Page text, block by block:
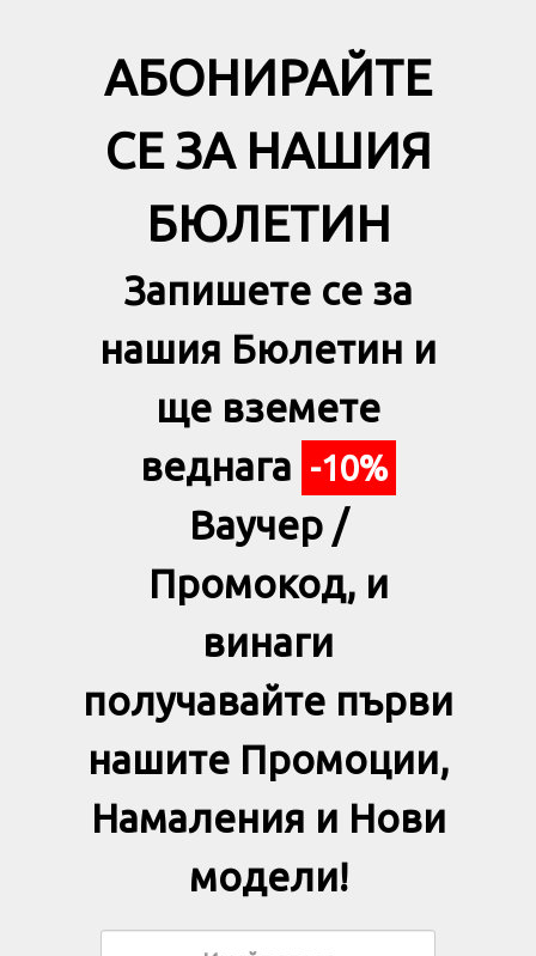
АБОНИРАЙТЕ
СЕ ЗА НАШИЯ
БЮЛЕТИН
Запишете се за
нашия Бюлетин и
ще вземете
веднага -10%
Ваучер /
Промокод, и
винаги
получавайте първи
нашите Промоции,
Намаления и Нови
модели!